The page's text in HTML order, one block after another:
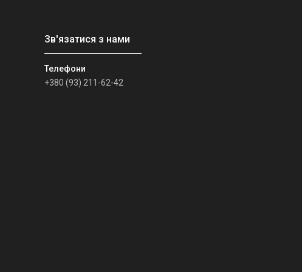
+380 (93) 211-62-42